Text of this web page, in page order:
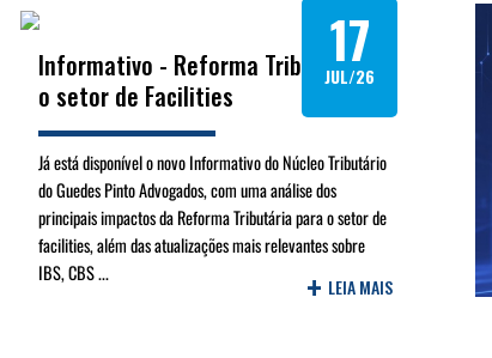
Informativo - Reforma Tributária e
o setor de Facilities
Já está disponível o novo Informativo do Núcleo Tributário
do Guedes Pinto Advogados, com uma análise dos
principais impactos da Reforma Tributária para o setor de
facilities, além das atualizações mais relevantes sobre
IBS, CBS ...
+ LEIA MAIS
17
JUL/26